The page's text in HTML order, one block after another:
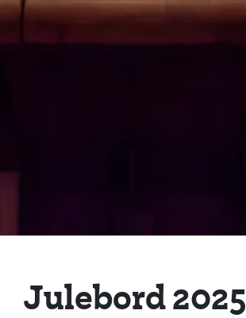
Julebord 2025